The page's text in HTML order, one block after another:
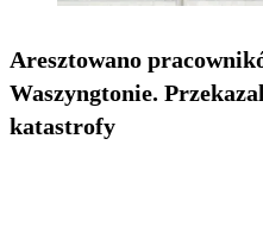
Aresztowano
Waszyngtonie.
katastrofy